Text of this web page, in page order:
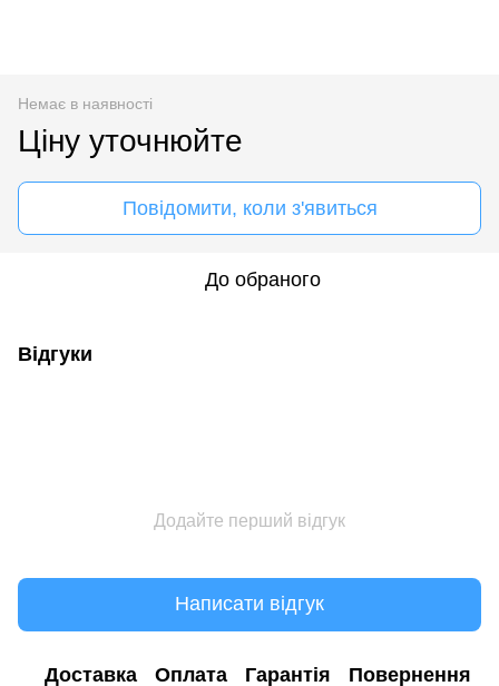
Немає в наявності
Ціну уточнюйте
Повідомити, коли з'явиться
До обраного
Відгуки
Додайте перший відгук
Написати відгук
Доставка Оплата Гарантія Повернення